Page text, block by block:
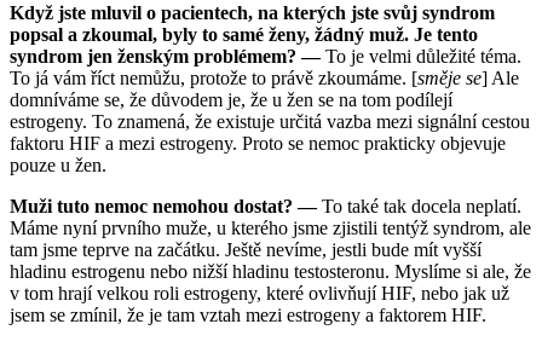
Když jste mluvil o pacientech, na kterých jste svůj syndrom
popsal a zkoumal, byly to samé ženy, žádný muž. Je tento
syndrom jen ženským problémem? —To je velmi důležité téma.
To já vám říct nemůžu, protože to právě zkoumáme. [směje se] Ale
domníváme se, že důvodem je, že u žen se na tom podílejí
estrogeny. To znamená, že existuje určitá vazba mezi signální cestou
faktoru HIF a mezi estrogeny. Proto se nemoc prakticky objevuje
pouze u žen.
Muži tuto nemoc nemohou dostat? —To také tak docela neplatí.
Máme nyní prvního muže, u kterého jsme zjistili tentýž syndrom, ale
tam jsme teprve na začátku. Ještě nevíme, jestli bude mít vyšší
hladinu estrogenu nebo nižší hladinu testosteronu. Myslíme si ale, že
v tom hrají velkou roli estrogeny, které ovlivňují HIF, nebo jak už
jsem se zmínil, že je tam vztah mezi estrogeny a faktorem HIF.